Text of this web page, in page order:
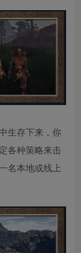
生存下来，你
各种策略来击
名本地或线上